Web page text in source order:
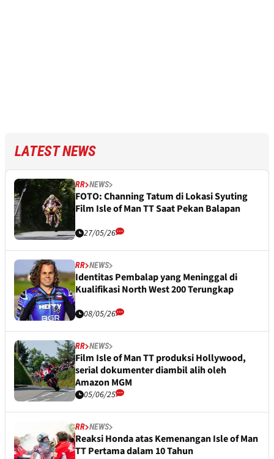
LATEST NEWS
RR NEWS
FOTO: Channing Tatum di Lokasi Syuting
Film Isle of Man TT Saat Pekan Balapan
27/05/26
RR NEWS
Identitas Pembalap yang Meninggal di
Kualifikasi North West 200 Terungkap
08/05/26
RR NEWS
Film Isle of Man TT produksi Hollywood,
serial dokumenter diambil alih oleh
Amazon MGM
05/06/25
RR NEWS
Reaksi Honda atas Kemenangan Isle of Man
TT Pertama dalam 10 Tahun